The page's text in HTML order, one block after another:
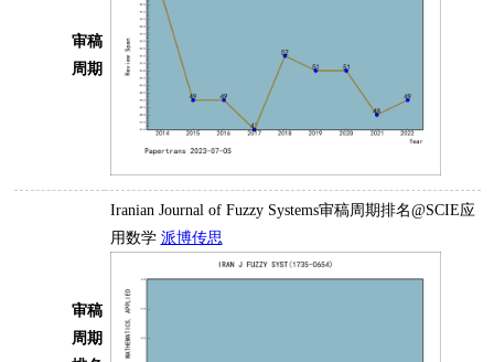
审稿
周期
审稿
周期
Iranian Journal of Fuzzy Systems审稿周期排名@SCIE应
用数学 派博传思